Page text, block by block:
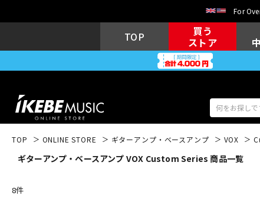
For
TOP
買う
ストア
アコギ/エレ
TOP ONLINE STORE ギターアンプ・ベースアンプ VOX
ギターアンプ・ベースアンプ VOX Custom Series 商品一覧
8件